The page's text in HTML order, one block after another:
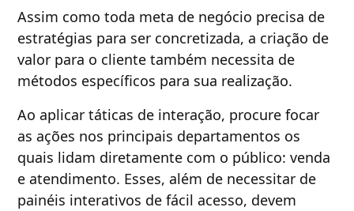
Assim como toda meta de negócio precisa de
estratégias para ser concretizada, a criação de
valor para o cliente também necessita de
métodos específicos para sua realização.
Ao aplicar táticas de interação, procure focar
as ações nos principais departamentos os
quais lidam diretamente com o público: venda
e atendimento. Esses, além de necessitar de
painéis interativos de fácil acesso, devem